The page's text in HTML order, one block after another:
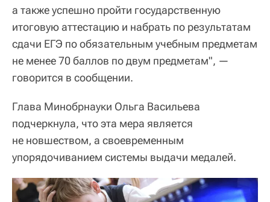
а также успешно пройти государственную
итоговую аттестацию и набрать по результатам
сдачи ЕГЭ по обязательным учебным предметам
не менее 70 баллов по двум предметам", —
говорится в сообщении.
Глава Минобрнауки Ольга Васильева
подчеркнула, что эта мера является
не новшеством, а своевременным
упорядочиванием системы выдачи медалей.